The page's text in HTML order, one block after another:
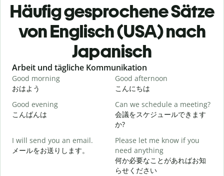
Häufig gesprochene Sätze
von Englisch (USA) nach
Japanisch
Slide 1 of 6
Arbeit und tägliche Kommunikation
Good morning
おはよう
Good afternoon
こんにちは
Good evening
こんばんは
Can we schedule a meeting?
会議をスケジュールできます
か?
I will send you an email.
メールをお送りします。
Please let me know if you
need anything
何か必要なことがあればお知
らせください